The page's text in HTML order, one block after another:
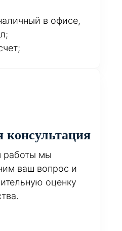
в офисе,
консультация
работы мы
ваш вопрос и
оценку